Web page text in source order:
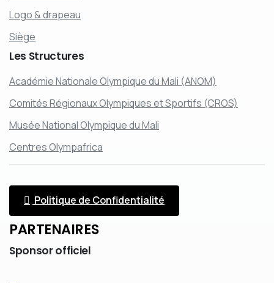
Logo & drapeau
Siège
Les Structures
Académie Nationale Olympique du Mali (ANOM)
Comités Régionaux Olympiques et Sportifs (CROS)
Musée National Olympique du Mali
Centres Olympafrica
Politique de Confidentialité
PARTENAIRES
Sponsorofficiel